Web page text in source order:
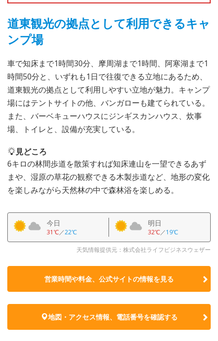
道東観光の拠点として利用できるキャ
ンプ場
車で知床まで1時間30分、摩周湖まで1時間、阿寒湖まで1
時間50分と、いずれも1日で往復できる立地にあるため、
道東観光の拠点として利用しやすい立地が魅力。キャンプ
場にはテントサイトの他、バンガローも建てられている。
また、バーベキューハウスにジンギスカンハウス、炊事
場、トイレと、設備が充実している。
見どころ
6キロの林間歩道を散策すれば知床連山を一望できるあず
まや、湿原の草花の観察できる木製歩道など、地形の変化
を楽しみながら天然林の中で森林浴を楽しめる。
今日
31℃／22℃
明日
32℃／19℃
天気情報提供元：株式会社ライフビジネスウェザー
営業時間や料金、公式サイトの情報を見る
地図・アクセス情報、電話番号を確認する